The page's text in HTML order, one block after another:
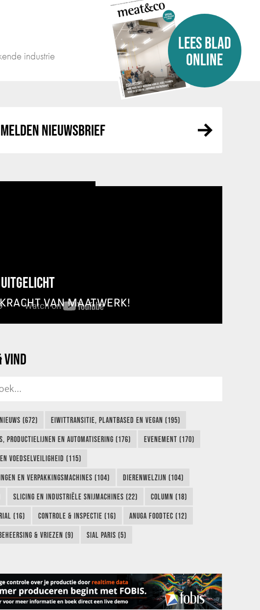
industrie
LEES BLAD
ONLINE
NIEUWSBRIEF
UITGELICHT
VAN MAATWERK!
VIND
(672) EIWITTRANSITIE, PLANTBASED EN VEGAN (195)
PRODUCTIELIJNEN EN AUTOMATISERING (176) EVENEMENT (170)
VOEDSELVEILIGHEID (115)
EN VERPAKKINGSMACHINES (104) DIERENWELZIJN (104)
SLICING EN INDUSTRIËLE SNIJMACHINES (22) COLUMN (18)
(16) CONTROLE & INSPECTIE (16) ANUGA FOODTEC (12)
& VRIEZEN (9) SIAL PARIS (5)